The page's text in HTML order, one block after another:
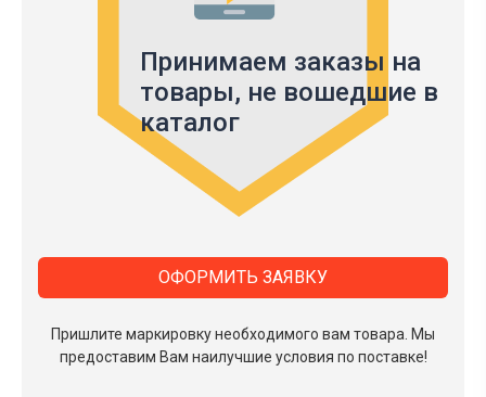
Принимаем заказы на
товары, не вошедшие в
каталог
Пришлите маркировку необходимого вам товара. Мы
предоставим Вам наилучшие условия по поставке!
ОФОРМИТЬ ЗАЯВКУ